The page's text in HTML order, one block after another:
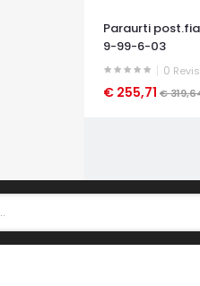
Paraurti
9-99-6-03
0
€ 255,71 €